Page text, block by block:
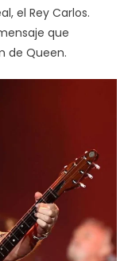
el Rey Carlos.
que
de Queen.